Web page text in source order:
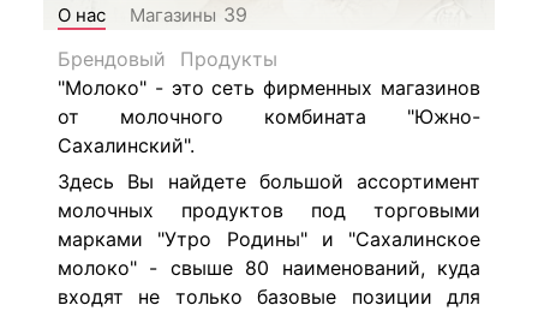
О нас Магазины 39
Брендовый
Продукты
"Молоко" - это сеть фирменных магазинов
от молочного комбината "Южно-
Сахалинский".
Здесь Вы найдете большой ассортимент
молочных продуктов под торговыми
марками "Утро Родины" и "Сахалинское
молоко" - свыше 80 наименований, куда
входят не только базовые позиции для